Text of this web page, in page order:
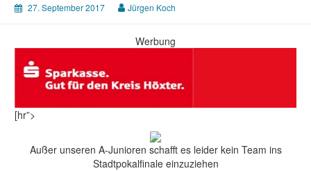
27. September 2017 Jürgen Koch
Werbung
[hr”>
Außer unseren A-Junioren schafft es leider kein Team ins
Stadtpokalfinale einzuziehen